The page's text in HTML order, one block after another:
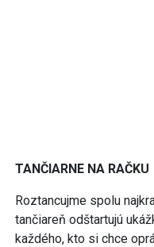
TANČIARNE NA RAČKU
Roztancujme spolu
tančiareň odštartujú
každého, kto si chce